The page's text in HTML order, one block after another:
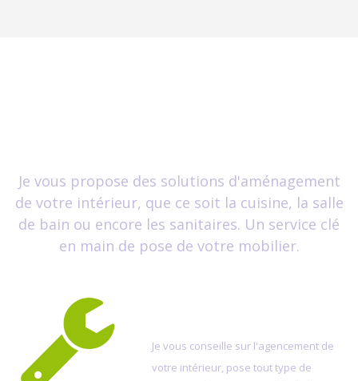
Je vous propose des solutions d'aménagement
de votre intérieur, que ce soit la cuisine, la salle
de bain ou encore les sanitaires. Un service clé
en main de pose de votre mobilier.
Je vous conseille sur l'agencement de
votre intérieur, pose tout type de